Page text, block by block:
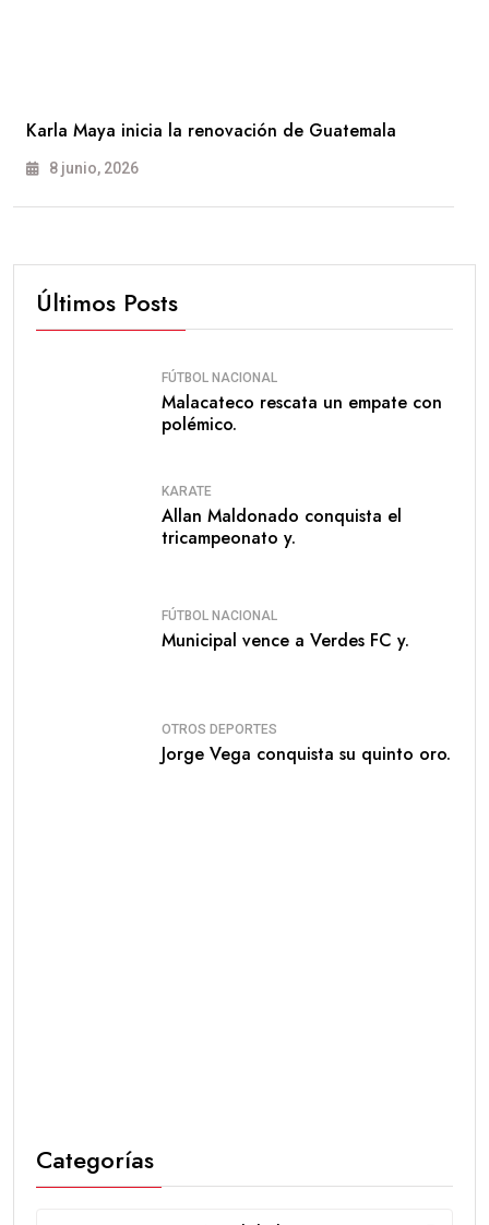
Karla Maya inicia la renovación de Guatemala
8 junio, 2026
Últimos Posts
FÚTBOL NACIONAL
Malacateco rescata un empate con
polémico.
KARATE
Allan Maldonado conquista el
tricampeonato y.
FÚTBOL NACIONAL
Municipal vence a Verdes FC y.
OTROS DEPORTES
Jorge Vega conquista su quinto oro.
Categorías